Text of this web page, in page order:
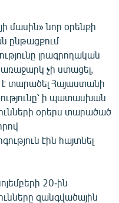
մասին» նոր օրենքի
ընթացքում
լրագրողական
չի ստացել,
է տարածել Հայաստանի
ի պատասխան
օրերս տարածած
էին հայտնել
20-ին
զանգվածային